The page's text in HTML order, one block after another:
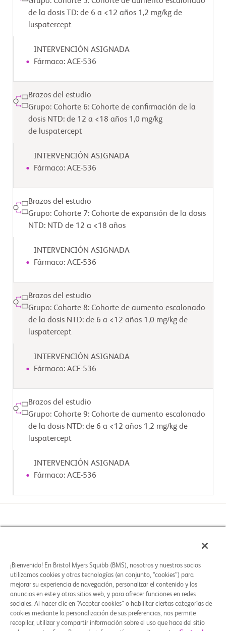
de la dosis TD: de 6 a <12 años 1,2 mg/kg de
luspatercept
INTERVENCIÓN ASIGNADA
Fármaco: ACE-536
Brazos del estudio
Grupo: Cohorte 6: Cohorte de confirmación de la
dosis NTD: de 12 a <18 años 1,0 mg/kg
de luspatercept
INTERVENCIÓN ASIGNADA
Fármaco: ACE-536
Brazos del estudio
Grupo: Cohorte 7: Cohorte de expansión de la dosis
NTD: NTD de 12 a <18 años
INTERVENCIÓN ASIGNADA
Fármaco: ACE-536
Brazos del estudio
Grupo: Cohorte 8: Cohorte de aumento escalonado
de la dosis NTD: de 6 a <12 años 1,0 mg/kg de
luspatercept
INTERVENCIÓN ASIGNADA
Fármaco: ACE-536
Brazos del estudio
Grupo: Cohorte 9: Cohorte de aumento escalonado
de la dosis NTD: de 6 a <12 años 1,2 mg/kg de
luspatercept
INTERVENCIÓN ASIGNADA
Fármaco: ACE-536
Seleccione
una ubicación
del centro del
estudio
Registrarse
¡Bienvenido! En Bristol Myers Squibb (BMS), nosotros y nuestros socios
utilizamos cookies y otras tecnologías (en conjunto, “cookies”) para
mejorar su experiencia de navegación, personalizar el contenido y los
anuncios en este y otros sitios web, y para ofrecer funciones en redes
sociales. Al hacer clic en “Aceptar cookies” o habilitar ciertas categorías de
cookies mediante la personalización de sus preferencias, nos permite
recopilar, utilizar y compartir información sobre el uso que hace del sitio